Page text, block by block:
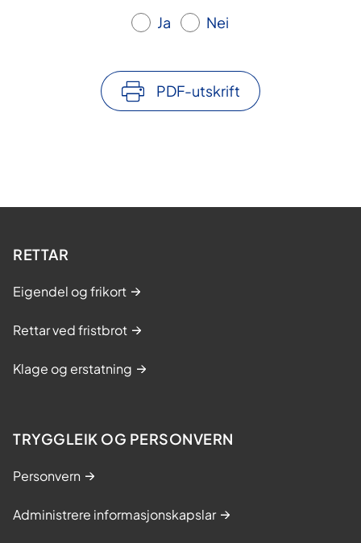
Ja Nei
PDF-utskrift
RETTAR
Eigendel og frikort
Rettar ved fristbrot
Klage og erstatning
TRYGGLEIK OG PERSONVERN
Personvern
Administrere informasjonskapslar